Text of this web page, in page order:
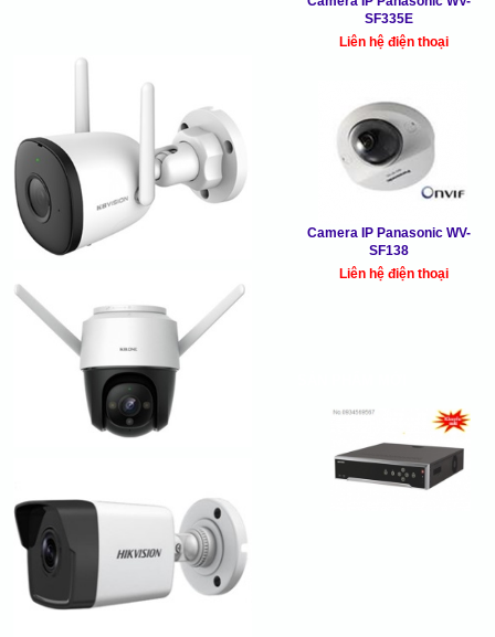
SF335E
Liên hệ điện thoại
Camera IP Panasonic WV-
SF138
Liên hệ điện thoại